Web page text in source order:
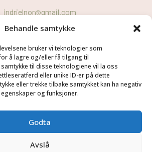
Behandle samtykke
bruker vi teknologier som
å lagre og/eller få tilgang til
til disse teknologiene vil la oss
eller unike ID-er på dette
eller trekke tilbake samtykket kan ha negativ
og funksjoner.
Godta
Avslå
indrielnor@gmail.com
Personvernerklæring
Cookie-erklæring (EU)
Følg meg